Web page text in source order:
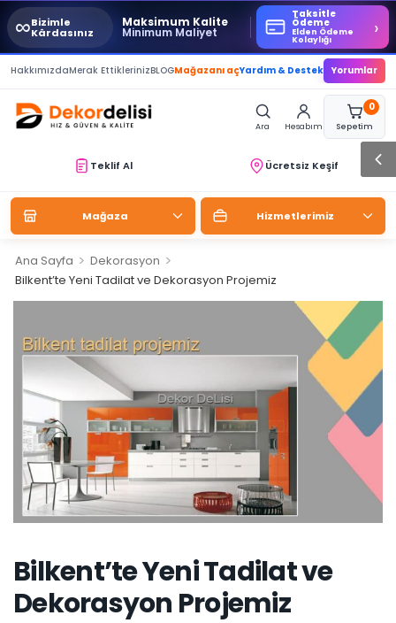
∞Bizimle
Kârdasınız
Maksimum Kalite
Minimum Maliyet
Taksitle
Ödeme
Elden Ödeme
Kolaylığı
›
HakkımızdaMerak EttiklerinizBLOGMağazanı açYardım & Destek Yorumlar
Ara Hesabım
0
Sepetim
Teklif Al Ücretsiz Keşif
Mağaza Hizmetlerimiz
Ana Sayfa > Dekorasyon >
Bilkent’te Yeni Tadilat ve Dekorasyon Projemiz
Bilkent’te Yeni Tadilat ve
Dekorasyon Projemiz